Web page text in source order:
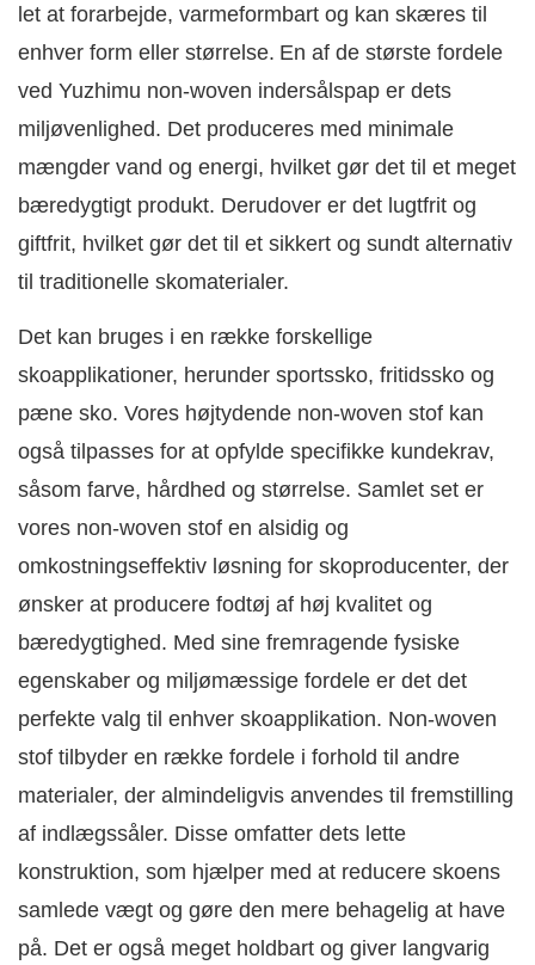
let at forarbejde, varmeformbart og kan skæres til
enhver form eller størrelse. En af de største fordele
ved Yuzhimu non-woven indersålspap er dets
miljøvenlighed. Det produceres med minimale
mængder vand og energi, hvilket gør det til et meget
bæredygtigt produkt. Derudover er det lugtfrit og
giftfrit, hvilket gør det til et sikkert og sundt alternativ
til traditionelle skomaterialer.
Det kan bruges i en række forskellige
skoapplikationer, herunder sportssko, fritidssko og
pæne sko. Vores højtydende non-woven stof kan
også tilpasses for at opfylde specifikke kundekrav,
såsom farve, hårdhed og størrelse. Samlet set er
vores non-woven stof en alsidig og
omkostningseffektiv løsning for skoproducenter, der
ønsker at producere fodtøj af høj kvalitet og
bæredygtighed. Med sine fremragende fysiske
egenskaber og miljømæssige fordele er det det
perfekte valg til enhver skoapplikation. Non-woven
stof tilbyder en række fordele i forhold til andre
materialer, der almindeligvis anvendes til fremstilling
af indlægssåler. Disse omfatter dets lette
konstruktion, som hjælper med at reducere skoens
samlede vægt og gøre den mere behagelig at have
på. Det er også meget holdbart og giver langvarig